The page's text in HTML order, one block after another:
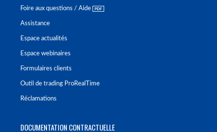
Foire aux questions / Aide
Assistance
Espace actualités
Espace webinaires
Formulaires clients
Outil de trading ProRealTime
Réclamations
DOCUMENTATION CONTRACTUELLE